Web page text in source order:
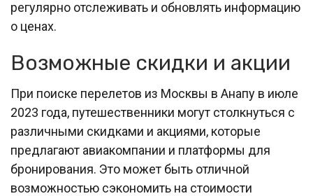
регулярно отслеживать и обновлять информацию
о ценах.
Возможные скидки и акции
При поиске перелетов из Москвы в Анапу в июле
2023 года, путешественники могут столкнуться с
различными скидками и акциями, которые
предлагают авиакомпании и платформы для
бронирования. Это может быть отличной
возможностью сэкономить на стоимости